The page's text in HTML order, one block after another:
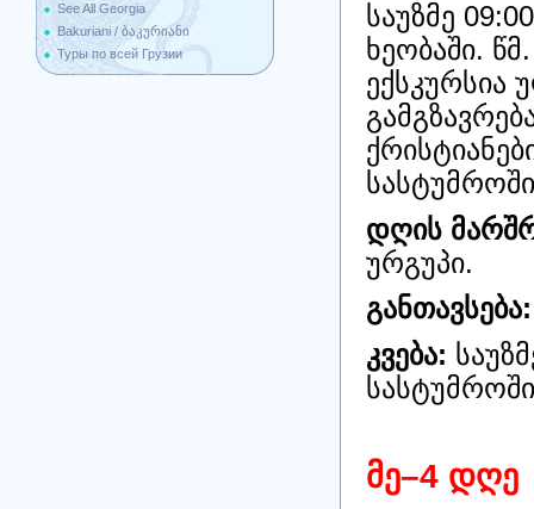
See All Georgia
Bakuriani / ბაკურიანი
Туры по всей Грузии
საუზმე
ხეობაში.
ექსკურსია
დღის
ურგუპი.
განთავსება:
კვება:
მე–4 დღე